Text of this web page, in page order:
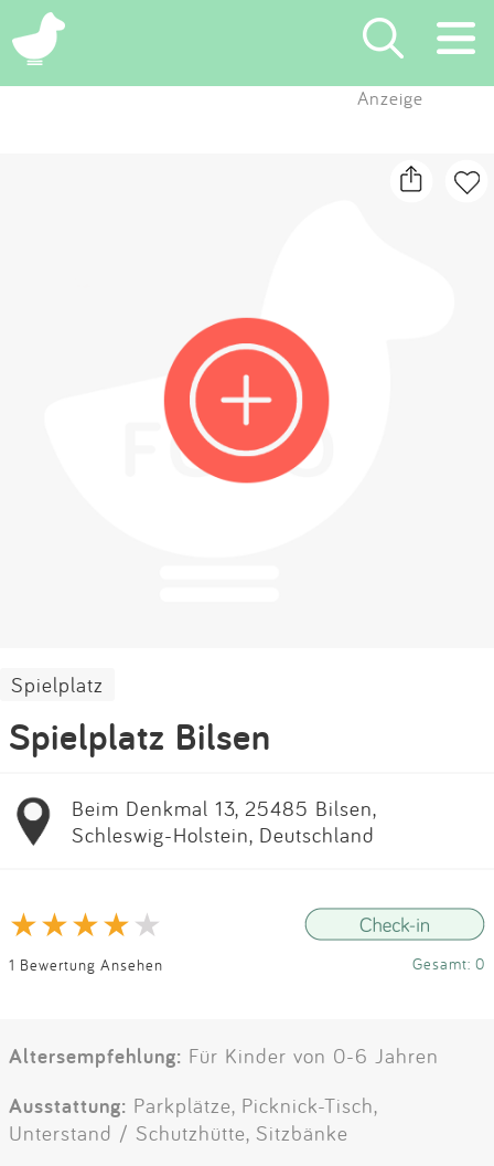
×
Blog
Partner
Kontakt
Impressum
Anzeige
Spielplatz
Spielplatz Bilsen
Beim Denkmal 13, 25485 Bilsen,
Schleswig-Holstein, Deutschland
1 Bewertung Ansehen Gesamt: 0
Altersempfehlung: Für Kinder von 0-6 Jahren
Ausstattung: Parkplätze, Picknick-Tisch,
Unterstand / Schutzhütte, Sitzbänke